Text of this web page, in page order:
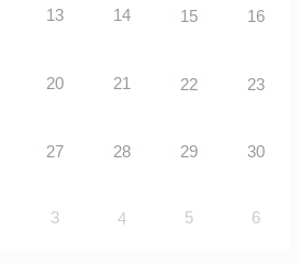
13 14 15 16
20 21 22 23
27 28 29 30
3 4 5 6